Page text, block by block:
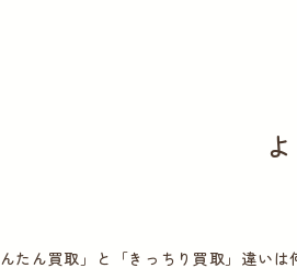
んたん買取」と「きっちり買取」違いは